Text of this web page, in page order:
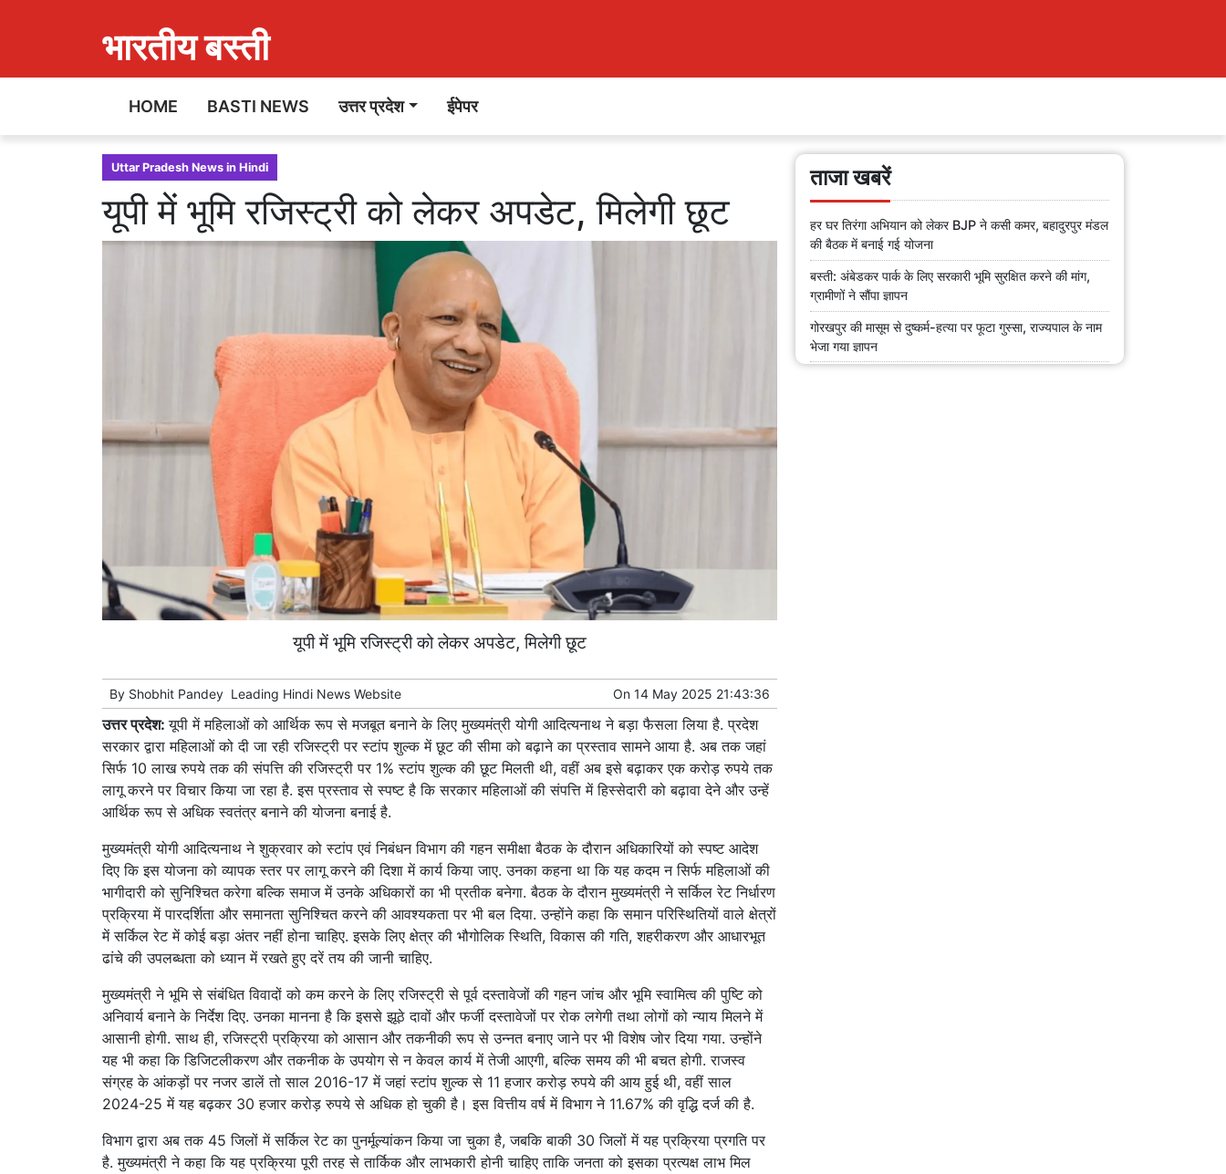
भारतीय बस्ती
HOME BASTI NEWS उत्तर प्रदेश ईपेपर
Uttar Pradesh News in Hindi
यूपी में भूमि रजिस्ट्री को लेकर अपडेट, मिलेगी छूट
यूपी में भूमि रजिस्ट्री को लेकर अपडेट, मिलेगी छूट
By Shobhit Pandey Leading Hindi News Website On 14 May 2025 21:43:36
उत्तर प्रदेश:यूपी में महिलाओं को आर्थिक रूप से मजबूत बनाने के लिए मुख्यमंत्री योगी आदित्यनाथ ने बड़ा फैसला लिया है. प्रदेश
सरकार द्वारा महिलाओं को दी जा रही रजिस्ट्री पर स्टांप शुल्क में छूट की सीमा को बढ़ाने का प्रस्ताव सामने आया है. अब तक जहां
सिर्फ 10 लाख रुपये तक की संपत्ति की रजिस्ट्री पर 1% स्टांप शुल्क की छूट मिलती थी, वहीं अब इसे बढ़ाकर एक करोड़ रुपये तक
लागू करने पर विचार किया जा रहा है. इस प्रस्ताव से स्पष्ट है कि सरकार महिलाओं की संपत्ति में हिस्सेदारी को बढ़ावा देने और उन्हें
आर्थिक रूप से अधिक स्वतंत्र बनाने की योजना बनाई है.
मुख्यमंत्री योगी आदित्यनाथ ने शुक्रवार को स्टांप एवं निबंधन विभाग की गहन समीक्षा बैठक के दौरान अधिकारियों को स्पष्ट आदेश
दिए कि इस योजना को व्यापक स्तर पर लागू करने की दिशा में कार्य किया जाए. उनका कहना था कि यह कदम न सिर्फ महिलाओं की
भागीदारी को सुनिश्चित करेगा बल्कि समाज में उनके अधिकारों का भी प्रतीक बनेगा. बैठक के दौरान मुख्यमंत्री ने सर्किल रेट निर्धारण
प्रक्रिया में पारदर्शिता और समानता सुनिश्चित करने की आवश्यकता पर भी बल दिया. उन्होंने कहा कि समान परिस्थितियों वाले क्षेत्रों
में सर्किल रेट में कोई बड़ा अंतर नहीं होना चाहिए. इसके लिए क्षेत्र की भौगोलिक स्थिति, विकास की गति, शहरीकरण और आधारभूत
ढांचे की उपलब्धता को ध्यान में रखते हुए दरें तय की जानी चाहिए.
मुख्यमंत्री ने भूमि से संबंधित विवादों को कम करने के लिए रजिस्ट्री से पूर्व दस्तावेजों की गहन जांच और भूमि स्वामित्व की पुष्टि को
अनिवार्य बनाने के निर्देश दिए. उनका मानना है कि इससे झूठे दावों और फर्जी दस्तावेजों पर रोक लगेगी तथा लोगों को न्याय मिलने में
आसानी होगी. साथ ही, रजिस्ट्री प्रक्रिया को आसान और तकनीकी रूप से उन्नत बनाए जाने पर भी विशेष जोर दिया गया. उन्होंने
यह भी कहा कि डिजिटलीकरण और तकनीक के उपयोग से न केवल कार्य में तेजी आएगी, बल्कि समय की भी बचत होगी. राजस्व
संग्रह के आंकड़ों पर नजर डालें तो साल 2016-17 में जहां स्टांप शुल्क से 11 हजार करोड़ रुपये की आय हुई थी, वहीं साल
2024-25 में यह बढ़कर 30 हजार करोड़ रुपये से अधिक हो चुकी है। इस वित्तीय वर्ष में विभाग ने 11.67% की वृद्धि दर्ज की है.
विभाग द्वारा अब तक 45 जिलों में सर्किल रेट का पुनर्मूल्यांकन किया जा चुका है, जबकि बाकी 30 जिलों में यह प्रक्रिया प्रगति पर
है. मुख्यमंत्री ने कहा कि यह प्रक्रिया पूरी तरह से तार्किक और लाभकारी होनी चाहिए ताकि जनता को इसका प्रत्यक्ष लाभ मिल
ताजा खबरें
हर घर तिरंगा अभियान को लेकर BJP ने कसी कमर, बहादुरपुर मंडल
की बैठक में बनाई गई योजना
बस्ती: अंबेडकर पार्क के लिए सरकारी भूमि सुरक्षित करने की मांग,
ग्रामीणों ने सौंपा ज्ञापन
गोरखपुर की मासूम से दुष्कर्म-हत्या पर फूटा गुस्सा, राज्यपाल के नाम
भेजा गया ज्ञापन